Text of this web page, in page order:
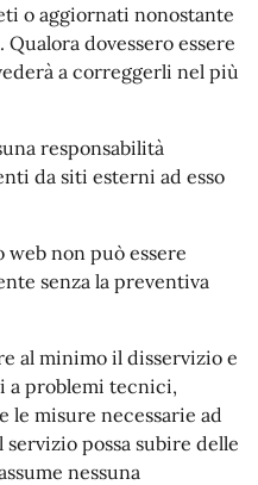
o aggiornati nonostante
dovessero essere
a correggerli nel più
responsabilità
da siti esterni ad esso
non può essere
senza la preventiva
al minimo il disservizio e
a problemi tecnici,
misure necessarie ad
possa subire delle
nessuna